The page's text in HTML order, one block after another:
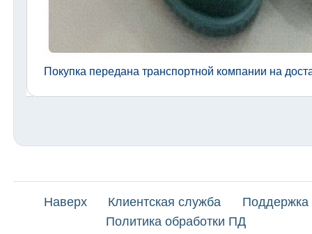
Покупка передана транспортной компании на
Наверх Клиентская служба
Поддержка
Политика обработки ПД